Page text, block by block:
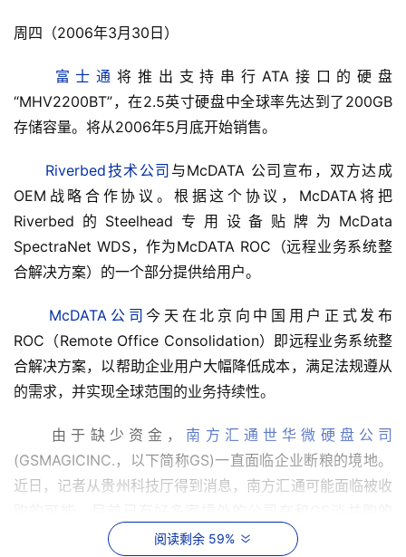
富士通将推出支持串行ATA接口的硬盘
“MHV2200BT”，在2.5英寸硬盘中全球率先达到了200GB
存储容量。将从2006年5月底开始销售。
Riverbed技术公司 与McDATA 公司宣布，双方达成
OEM战略合作协议。根据这个协议，McDATA将把
Riverbed的Steelhead专用设备贴牌为McData
SpectraNet WDS，作为McDATA ROC（远程业务系统整
合解决方案）的一个部分提供给用户。
McDATA公司今天在北京向中国用户正式发布
ROC（Remote Office Consolidation）即远程业务系统整
合解决方案，以帮助企业用户大幅降低成本，满足法规遵从
的需求，并实现全球范围的业务持续性。
由于缺少资金， 南方汇通世华微硬盘公司
(GSMAGICINC.，以下简称GS)一直面临企业断粮的境地。
近日，记者从贵州科技厅得到消息，南方汇通可能面临被收
事，而美国硬盘企业CONIS公司等三个收购方案已初步获得
阅读剩余 59%